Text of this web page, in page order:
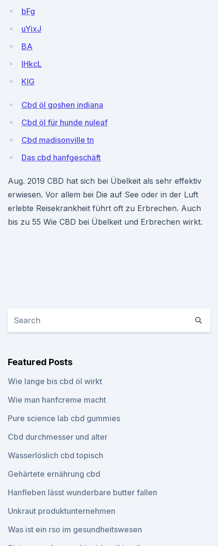
bFg
uYixJ
BA
lHkcL
KlG
Cbd öl goshen indiana
Cbd öl für hunde nuleaf
Cbd madisonville tn
Das cbd hanfgeschäft
Aug. 2019 CBD hat sich bei Übelkeit als sehr effektiv
erwiesen. Vor allem bei Die auf See oder in der Luft
erlebte Reisekrankheit führt oft zu Erbrechen. Auch
bis zu 55 Wie CBD bei Übelkeit und Erbrechen wirkt.
Featured Posts
Wie lange bis cbd öl wirkt
Wie man hanfcreme macht
Pure science lab cbd gummies
Cbd durchmesser und alter
Wasserlöslich cbd topisch
Gehärtete ernährung cbd
Hanfleben lässt wunderbare butter fallen
Unkraut produktunternehmen
Was ist ein rso im gesundheitswesen